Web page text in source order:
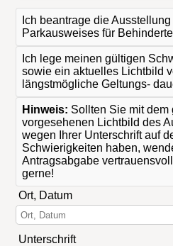
Ich beantrage die
Parkausweises für
Ich lege meinen gültigen
sowie ein aktuelles Lichtbild
längstmögliche Geltungs-
Hinweis: Sollten Sie mit dem
vorgesehenen Lichtbild des
wegen Ihrer Unterschrift auf
Schwierigkeiten haben,
Antragsabgabe
gerne!
Ort, Datum
Unterschrift